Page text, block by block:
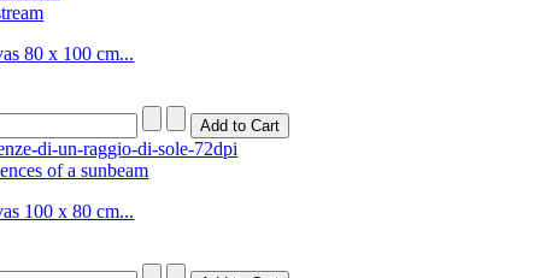
80 x 100 cm...
of a sunbeam
100 x 80 cm...